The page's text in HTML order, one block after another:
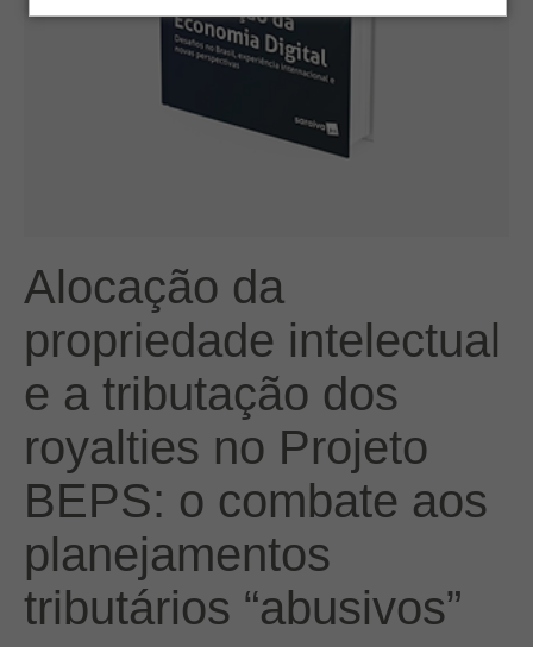
Alocação da
propriedade intelectual
e a tributação dos
royalties no Projeto
BEPS: o combate aos
planejamentos
tributários “abusivos”​